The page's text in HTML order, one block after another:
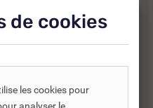
de cookies
les cookies pour